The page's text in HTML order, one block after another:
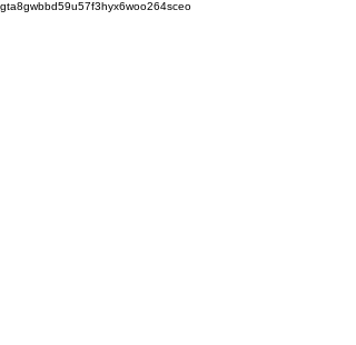
gta8gwbbd59u57f3hyx6woo264sceo